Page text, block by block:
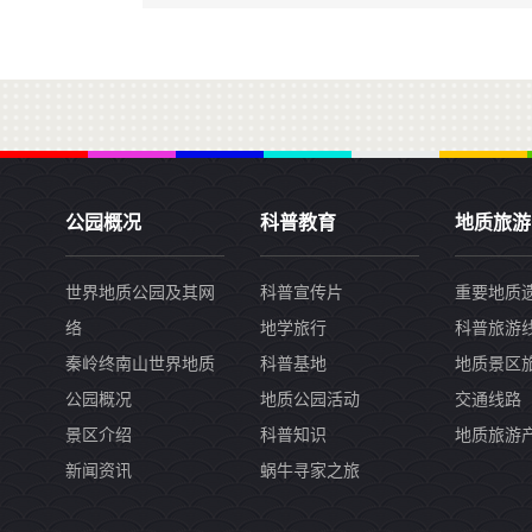
公园概况
世界地质公园及其网
络
秦岭终南山世界地质
公园概况
景区介绍
新闻资讯
科普教育
科普宣传片
地学旅行
科普基地
地质公园活动
科普知识
蜗牛寻家之旅
地质旅游
重要地质
科普旅游
地质景区
交通线路
地质旅游